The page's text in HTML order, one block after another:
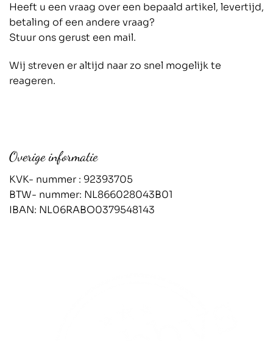
Heeft u een vraag over een bepaald artikel, levertijd,
betaling of een andere vraag?
Stuur ons gerust een mail.
Wij streven er altijd naar zo snel mogelijk te
reageren.
Overige informatie
KVK- nummer : 92393705
BTW- nummer: NL866028043B01
IBAN: NL06RABO0379548143